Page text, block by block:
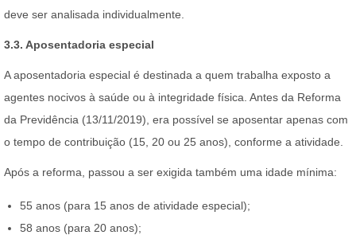
deve ser analisada individualmente.
3.3. Aposentadoria especial
A aposentadoria especial é destinada a quem trabalha exposto a
agentes nocivos à saúde ou à integridade física. Antes da Reforma
da Previdência (13/11/2019), era possível se aposentar apenas com
o tempo de contribuição (15, 20 ou 25 anos), conforme a atividade.
Após a reforma, passou a ser exigida também uma idade mínima:
55 anos (para 15 anos de atividade especial);
58 anos (para 20 anos);